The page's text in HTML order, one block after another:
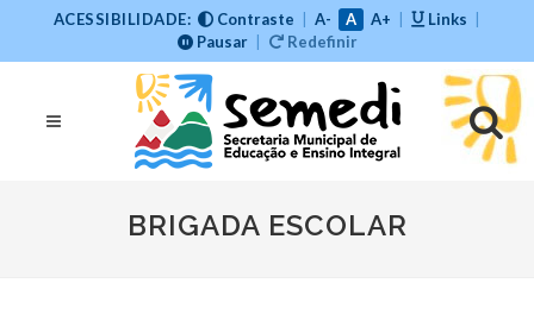
ACESSIBILIDADE: Contraste A- A A+ Links
Pausar
Redefinir
BRIGADA ESCOLAR